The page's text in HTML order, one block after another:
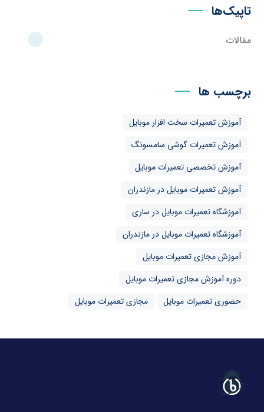
تاپیک‌ها
مقالات
برچسب ها
آموزش تعمیرات سخت افزار موبایل
آموزش تعمیرات گوشی سامسونگ
آموزش تخصصی تعمیرات موبایل
آموزش تعمیرات موبایل در مازندران
آموزشگاه تعمیرات موبایل در ساری
آموزشگاه تعمیرات موبایل در مازندران
آموزش مجازی تعمیرات موبایل
دوره آموزش مجازی تعمیرات موبایل
حضوری تعمیرات موبایل
مجازی تعمیرات موبایل